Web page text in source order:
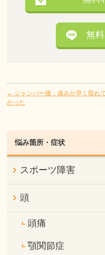
無
← ジャンパー膝：痛みが早く取れ
かった
悩み箇所・症状
スポーツ障害
頭
頭痛
顎関節症